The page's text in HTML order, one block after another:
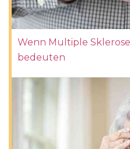
Wenn Multiple
bedeuten